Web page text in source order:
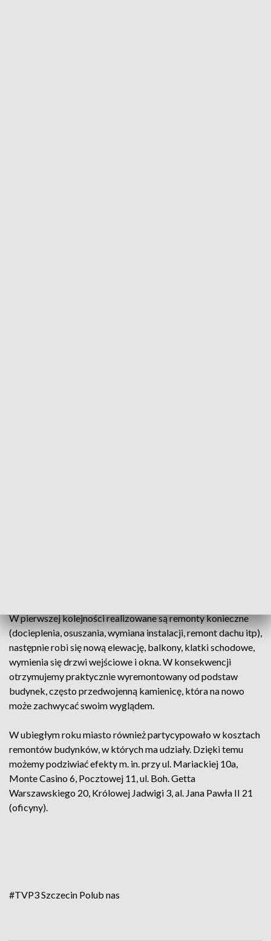
W pierwszej kolejności realizowane są remonty konieczne
(docieplenia, osuszania, wymiana instalacji, remont dachu itp),
następnie robi się nową elewację, balkony, klatki schodowe,
wymienia się drzwi wejściowe i okna. W konsekwencji
otrzymujemy praktycznie wyremontowany od podstaw
budynek, często przedwojenną kamienicę, która na nowo
może zachwycać swoim wyglądem.
W ubiegłym roku miasto również partycypowało w kosztach
remontów budynków, w których ma udziały. Dzięki temu
możemy podziwiać efekty m. in. przy ul. Mariackiej 10a,
Monte Casino 6, Pocztowej 11, ul. Boh. Getta
Warszawskiego 20, Królowej Jadwigi 3, al. Jana Pawła II 21
(oficyny).
#TVP3 Szczecin Polub nas